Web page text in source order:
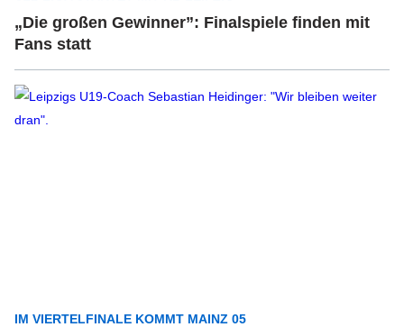
„Die großen Gewinner”: Finalspiele finden mit
Fans statt
IM VIERTELFINALE KOMMT MAINZ 05